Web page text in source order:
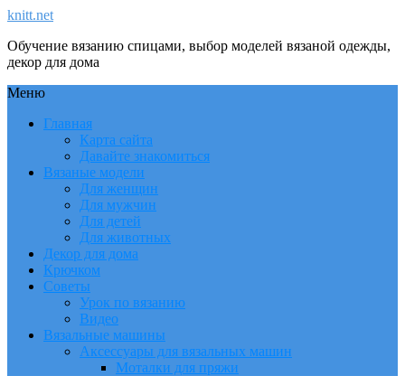
knitt.net
Обучение вязанию спицами, выбор моделей вязаной одежды,
декор для дома
Меню
Главная
Карта сайта
Давайте знакомиться
Вязаные модели
Для женщин
Для мужчин
Для детей
Для животных
Декор для дома
Крючком
Советы
Урок по вязанию
Видео
Вязальные машины
Аксессуары для вязальных машин
Моталки для пряжи